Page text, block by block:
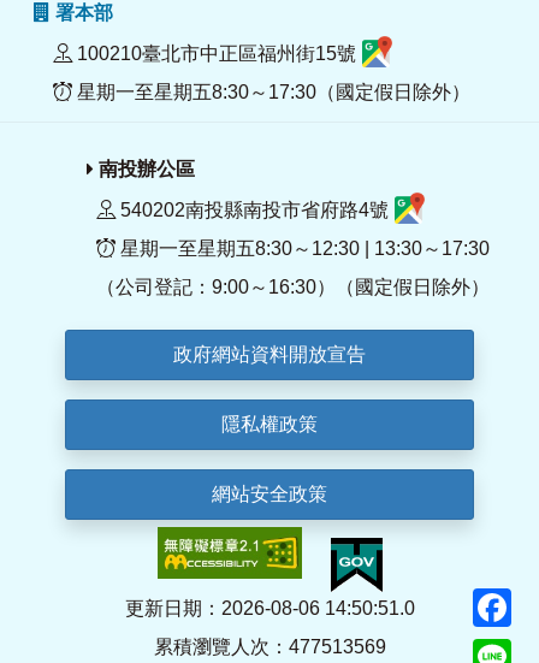
署本部
100210臺北市中正區福州街15號
星期一至星期五8:30～17:30（國定假日除外）
南投辦公區
540202南投縣南投市省府路4號
星期一至星期五8:30～12:30 | 13:30～17:30
（公司登記：9:00～16:30）（國定假日除外）
政府網站資料開放宣告
隱私權政策
網站安全政策
更新日期：2026-08-06 14:50:51.0
累積瀏覽人次：477513569